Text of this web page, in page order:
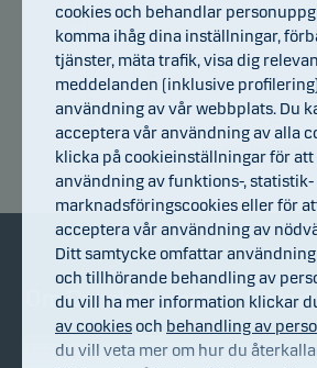
94
95
96
07.07.2026 13.07.2026 17.07.2026 23.07.2026
Avkastningsindex
Om Danske Invest
Om Danske Invest
Bli
Köp & sälj
cookies och behandlar
komma ihåg dina inställningar,
tjänster, mäta trafik, visa dig
meddelanden (inklusive
användning av vår webbplats. Du
acceptera vår användning av alla
klicka på cookieinställningar för
användning av funktions-, statistik-
marknadsföringscookies eller för
acceptera vår användning av
Ditt samtycke omfattar
och tillhörande behandling av
du vill ha mer information klickar
av cookiesoch behandling av
du vill veta mer om hur du